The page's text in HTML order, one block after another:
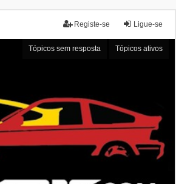
Ligue-se
Registe-se
Tópicos sem resposta Tópicos ativos